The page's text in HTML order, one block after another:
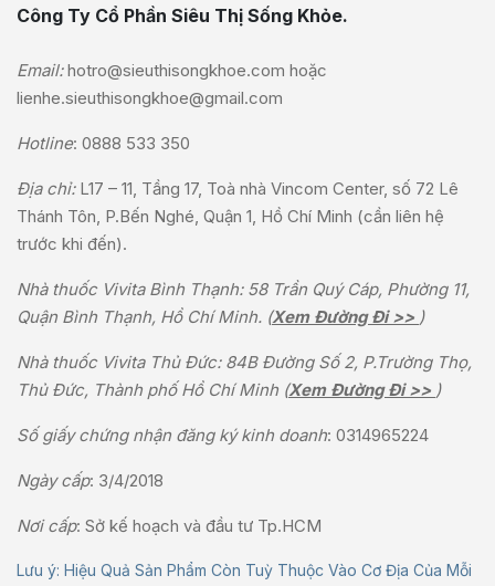
Công Ty Cổ Phần Siêu Thị Sống Khỏe.
Email: hotro@sieuthisongkhoe.com hoặc
lienhe.sieuthisongkhoe@gmail.com
Hotline: 0888 533 350
Địa chỉ: L17 – 11, Tầng 17, Toà nhà Vincom Center, số 72 Lê
Thánh Tôn, P.Bến Nghé, Quận 1, Hồ Chí Minh (cần liên hệ
trước khi đến).
Nhà thuốc Vivita Bình Thạnh: 58 Trần Quý Cáp, Phường 11,
Quận Bình Thạnh, Hồ Chí Minh. (Xem Đường Đi >> )
Nhà thuốc Vivita Thủ Đức: 84B Đường Số 2, P.Trường Thọ,
Thủ Đức, Thành phố Hồ Chí Minh (Xem Đường Đi >> )
Số giấy chứng nhận đăng ký kinh doanh: 0314965224
Ngày cấp: 3/4/2018
Nơi cấp: Sở kế hoạch và đầu tư Tp.HCM
Lưu ý: Hiệu Quả Sản Phẩm Còn Tuỳ Thuộc Vào Cơ Địa Của Mỗi